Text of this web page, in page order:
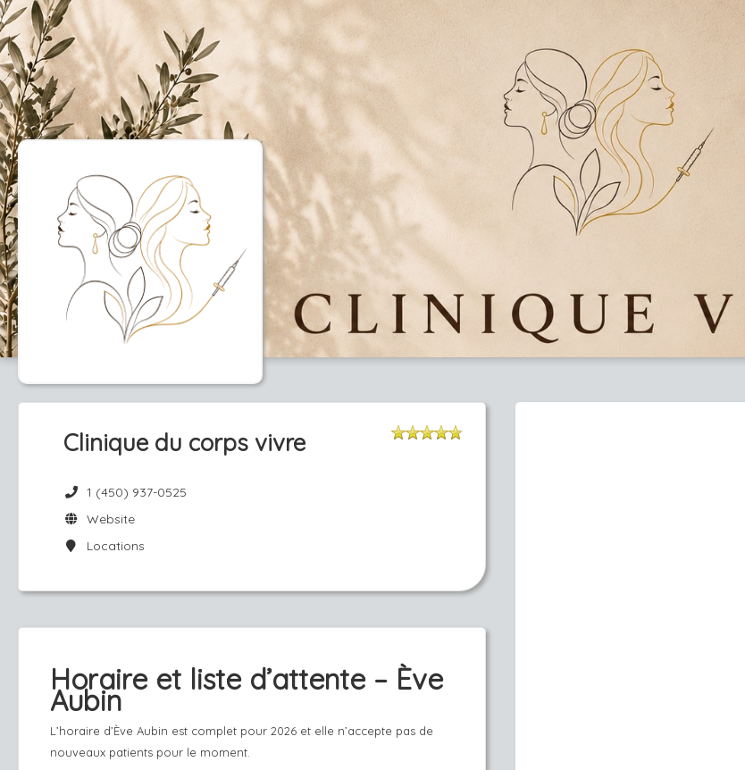
Clinique du corps vivre
1 (450) 937-0525
Website
Locations
Horaire et liste d’attente – Ève
Aubin
L’horaire d’Ève Aubin est complet pour 2026 et elle n’accepte pas de
nouveaux patients pour le moment.